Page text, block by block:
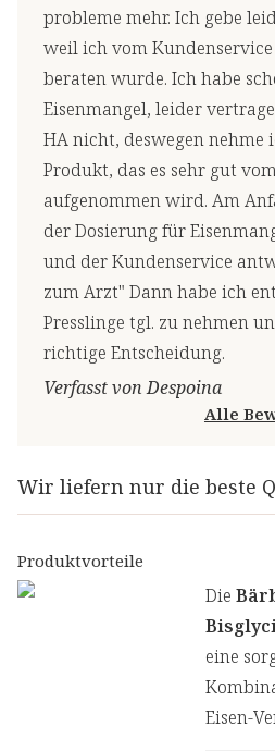
probleme mehr. Ich gebe
weil ich vom
beraten wurde. Ich habe
Eisenmangel, leider
HA nicht, deswegen nehme
Produkt, das es sehr gut
aufgenommen wird. Am
der Dosierung für
und der Kundenservice
zum Arzt" Dann habe ich
Presslinge tgl. zu nehmen
richtige Entscheidung.
Verfasst von Despoina
Alle
Wir liefern nur die beste
Produktvorteile
Die
eine
Eisen-